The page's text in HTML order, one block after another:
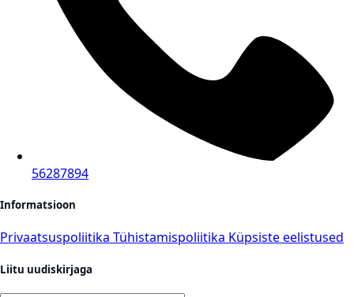
56287894
Informatsioon
Privaatsuspoliitika Tühistamispoliitika Küpsiste eelistused
Liitu uudiskirjaga